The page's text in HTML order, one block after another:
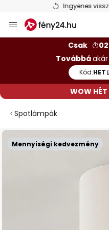
Ingyenes
Ugrás
a
Csak
Továbbá
Kód:HET
WOW HÉT
Spotlámpák
Mennyiségi kedvezmény
Ugrás